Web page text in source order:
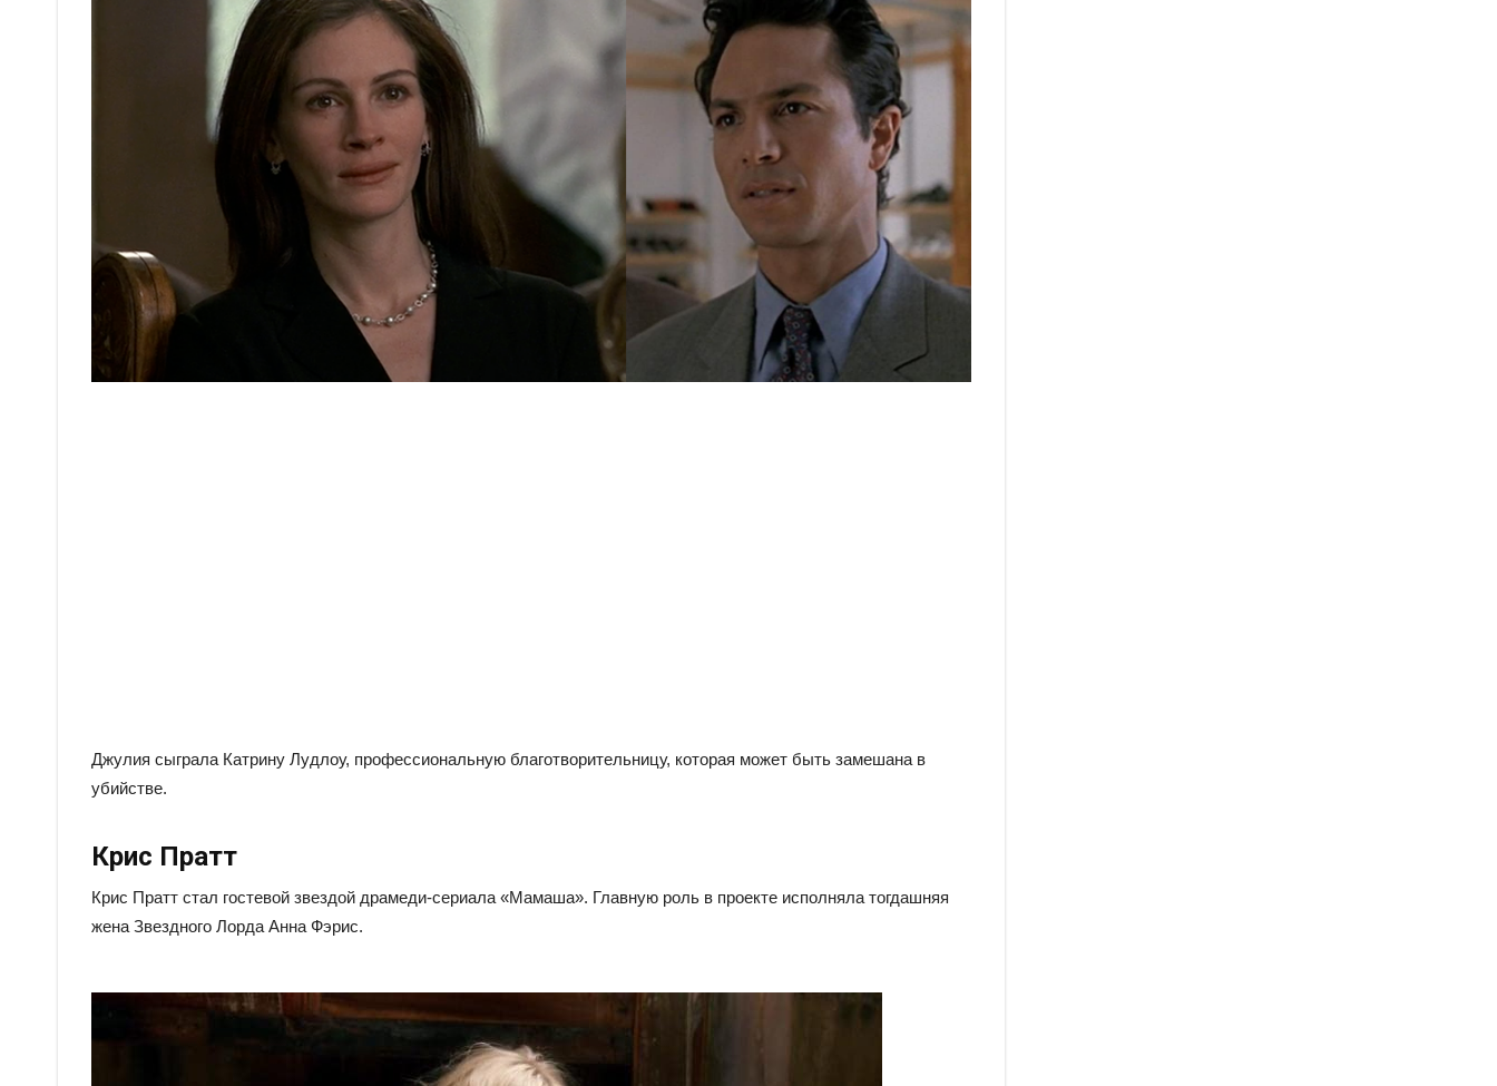
Джулия сыграла Катрину Лудлоу, профессиональную благотворительницу, которая может быть замешана в
убийстве.
Крис Пратт
Крис Пратт стал гостевой звездой драмеди-сериала «Мамаша». Главную роль в проекте исполняла тогдашняя
жена Звездного Лорда Анна Фэрис.